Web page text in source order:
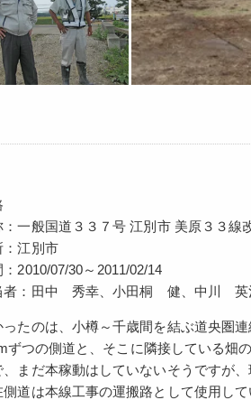
：一般国道３３７号 江別市 美原３３線
：江別市
2010/07/30～2011/02/14
者：田中 秀幸、小田桐 健、中川
ったのは、小樽～千歳間を結ぶ道央圏
ずつの側道と、そこに隣接している畑
、まだ本稼動はしていないそうですが
側道は本線工事の運搬路として使用し